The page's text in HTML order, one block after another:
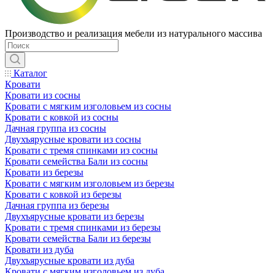
Производство и реализация мебели из натурального массива
Каталог
Кровати
Кровати из сосны
Кровати с мягким изголовьем из сосны
Кровати с ковкой из сосны
Дачная группа из сосны
Двухъярусные кровати из сосны
Кровати с тремя спинками из сосны
Кровати семейства Бали из сосны
Кровати из березы
Кровати с мягким изголовьем из березы
Кровати с ковкой из березы
Дачная группа из березы
Двухъярусные кровати из березы
Кровати с тремя спинками из березы
Кровати семейства Бали из березы
Кровати из дуба
Двухъярусные кровати из дуба